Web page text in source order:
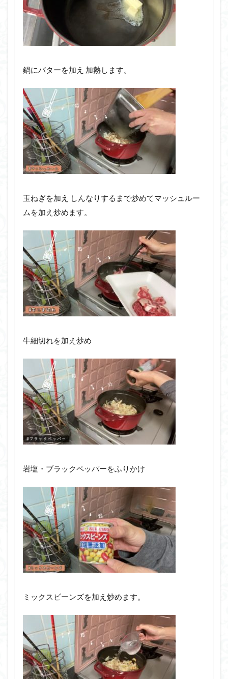
鍋にバターを加え 加熱します。
玉ねぎを加え しんなりするまで炒めてマッシュルー
ムを加え炒めます。
牛細切れを加え炒め
岩塩・ブラックペッパーをふりかけ
ミックスビーンズを加え炒めます。